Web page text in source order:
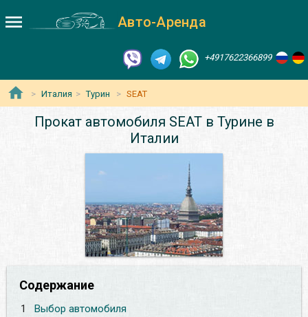
Авто-Аренда
+4917622366899
Италия Турин SEAT
Прокат автомобиля SEAT в Турине в
Италии
Содержание
1
Выбор автомобиля